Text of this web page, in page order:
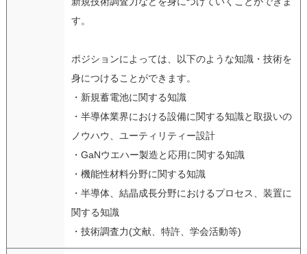
す。
ポジションによっては、以下のような知識・技術を
身につけることができます。
・新規蓄電池に関する知識
・半導体業界における設備に関する知識と取扱いの
ノウハウ、ユーティリティー設計
・GaNウエハー製造と応用に関する知識
・機能性材料分野に関する知識
・半導体、結晶成長分野におけるプロセス、装置に
関する知識
・技術調査力(文献、特許、学会活動等)